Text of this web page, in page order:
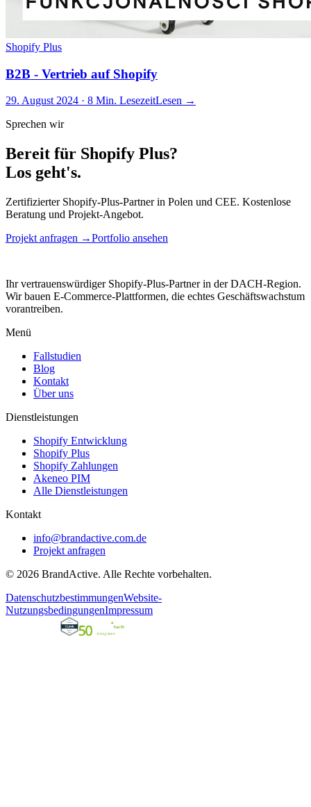
Shopify Plus
B2B - Vertrieb auf Shopify
29. August 2024 · 8 Min. LesezeitLesen →
Sprechen wir
Bereit für Shopify Plus?
Los geht's.
Zertifizierter Shopify-Plus-Partner in Polen und CEE. Kostenlose
Beratung und Projekt-Angebot.
Projekt anfragen →Portfolio ansehen
Ihr vertrauenswürdiger Shopify-Plus-Partner in der DACH-Region.
Wir bauen E-Commerce-Plattformen, die echtes Geschäftswachstum
vorantreiben.
Menü
Fallstudien
Blog
Kontakt
Über uns
Dienstleistungen
Shopify Entwicklung
Shopify Plus
Shopify Zahlungen
Akeneo PIM
Alle Dienstleistungen
Kontakt
info@brandactive.com.de
Projekt anfragen
© 2026 BrandActive. Alle Rechte vorbehalten.
DatenschutzbestimmungenWebsite-
NutzungsbedingungenImpressum